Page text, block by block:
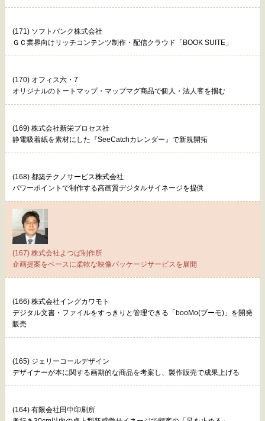
(171) ソフトバンク株式会社
ＧＣ業界向けリッチコンテンツ制作・配信クラウド「BOOK SUITE」
(170) オフィス六・7
オリジナルのトートマップ・マップマグ商品で個人・法人客を掴む
(169) 株式会社新栄プロセス社
静電吸着紙を素材にした『SeeCatchカレンダー』で新規開拓
(168) 都築テクノサービス株式会社
パワーポイントで制作する高画質デジタルサイネージを提供
(167) 株式会社よつば制作所
企画提案をベースに柔軟な映像パッケージサービスを展開
(166) 株式会社イングカワモト
デジタル文書・ファイルをすっきりと管理できる「booMo(ブーモ)」を開発
販売
(165) ジェリーコールデザイン
デザイナーが本に関する画期的な商品を考案し、製作販売で成果上げる
(164) 有限会社田中印刷所